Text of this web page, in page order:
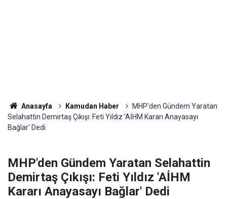
Anasayfa Kamudan Haber
MHP'den Gündem Yaratan
Selahattin Demirtaş Çıkışı: Feti Yıldız 'AİHM Kararı Anayasayı
Bağlar' Dedi
MHP'den Gündem Yaratan Selahattin
Demirtaş Çıkışı: Feti Yıldız 'AİHM
Kararı Anayasayı Bağlar' Dedi